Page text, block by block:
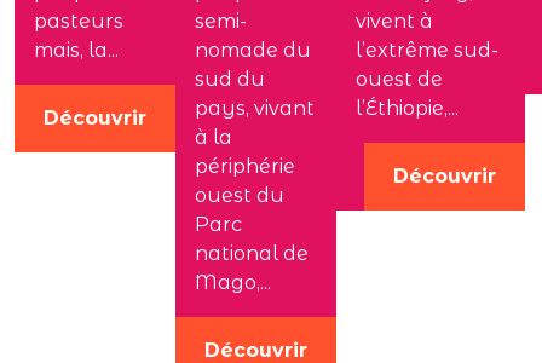
pasteurs
mais, la...
Découvrir
semi-
nomade du
sud du
pays, vivant
à la
périphérie
ouest du
Parc
national de
Mago,...
Découvrir
vivent à
l’extrême sud-
ouest de
l’Éthiopie,...
Découvrir